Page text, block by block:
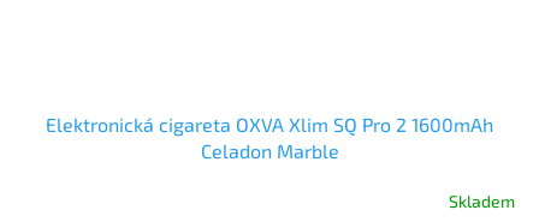
Elektronická cigareta OXVA Xlim SQ Pro 2 1600mAh
Celadon Marble
Skladem